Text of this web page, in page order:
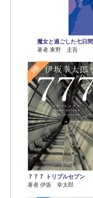
魔女と過ごした七日間
著者 東野 圭吾
2位
７７７ トリプルセブン
著者 伊坂 幸太郎